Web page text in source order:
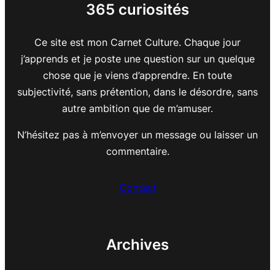
365 curiosités
Ce site est mon Carnet Culture. Chaque jour
j’apprends et je poste une question sur un quelque
chose que je viens d’apprendre. En toute
subjectivité, sans prétention, dans le désordre, sans
autre ambition que de m’amuser.
N’hésitez pas à m’envoyer un message ou laisser un
commentaire.
Contact
Archives